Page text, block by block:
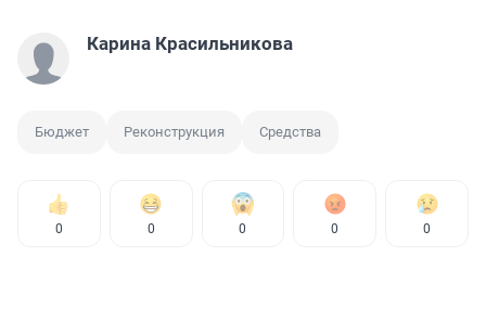
Карина Красильникова
Бюджет Реконструкция Средства
0 0 0 0 0